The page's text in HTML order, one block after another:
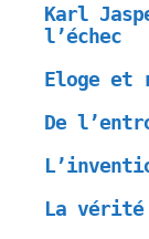
Karl
l’échec
Eloge et
De
La